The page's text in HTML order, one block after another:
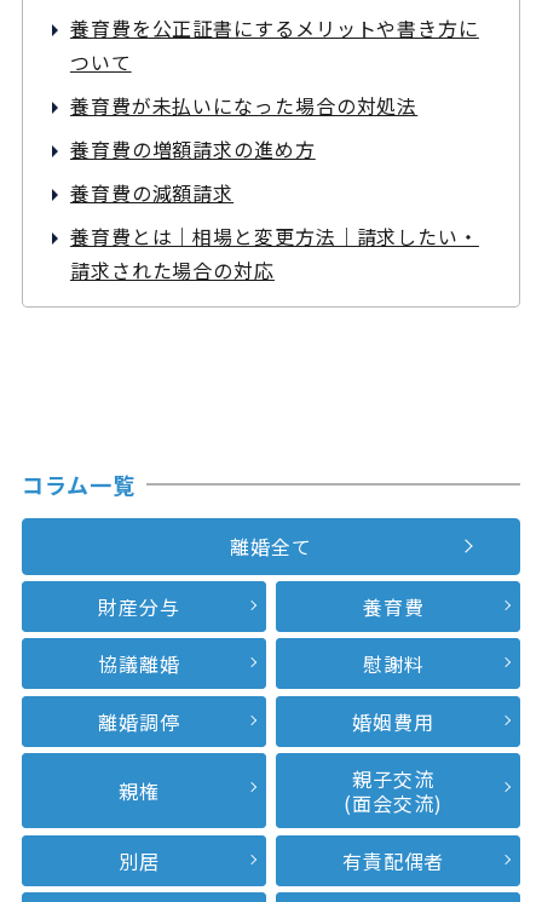
養育費を公正証書にするメリットや書き方に
ついて
養育費が未払いになった場合の対処法
養育費の増額請求の進め方
養育費の減額請求
養育費とは｜相場と変更方法｜請求したい・
請求された場合の対応
コラム一覧
離婚全て
財産分与
養育費
協議離婚
慰謝料
離婚調停
婚姻費用
親権
親子交流
(面会交流)
別居
有責配偶者